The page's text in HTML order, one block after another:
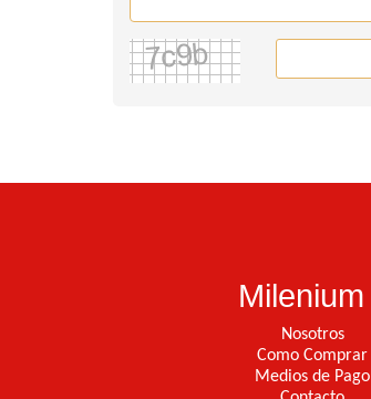
Milenium
Nosotros
Como Comprar
Medios de Pago